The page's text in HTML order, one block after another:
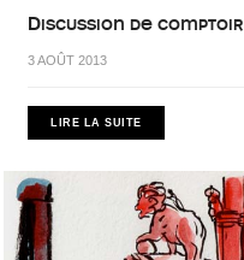
Discussion de comptoir
3 AOÛT 2013
LIRE LA SUITE